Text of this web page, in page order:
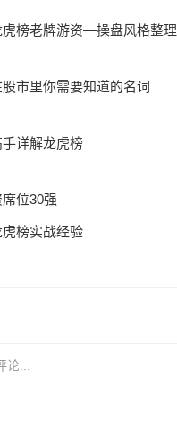
虎榜老牌游资—操盘风格整理
股市里你需要知道的名词
手详解龙虎榜
位30强
虎榜实战经验
...